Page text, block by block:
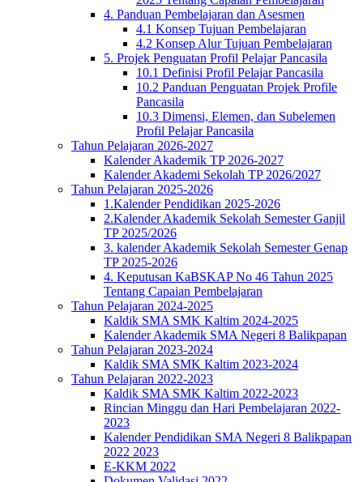
4. Panduan Pembelajaran dan Asesmen
4.1 Konsep Tujuan Pembelajaran
4.2 Konsep Alur Tujuan Pembelajaran
5. Projek Penguatan Profil Pelajar Pancasila
10.1 Definisi Profil Pelajar Pancasila
10.2 Panduan Penguatan Projek Profile
Pancasila
10.3 Dimensi, Elemen, dan Subelemen
Profil Pelajar Pancasila
Tahun Pelajaran 2026-2027
Kalender Akademik TP 2026-2027
Kalender Akademi Sekolah TP 2026/2027
Tahun Pelajaran 2025-2026
1.Kalender Pendidikan 2025-2026
2.Kalender Akademik Sekolah Semester Ganjil
TP 2025/2026
3. kalender Akademik Sekolah Semester Genap
TP 2025-2026
4. Keputusan KaBSKAP No 46 Tahun 2025
Tentang Capaian Pembelajaran
Tahun Pelajaran 2024-2025
Kaldik SMA SMK Kaltim 2024-2025
Kalender Akademik SMA Negeri 8 Balikpapan
Tahun Pelajaran 2023-2024
Kaldik SMA SMK Kaltim 2023-2024
Tahun Pelajaran 2022-2023
Kaldik SMA SMK Kaltim 2022-2023
Rincian Minggu dan Hari Pembelajaran 2022-
2023
Kalender Pendidikan SMA Negeri 8 Balikpapan
2022 2023
E-KKM 2022